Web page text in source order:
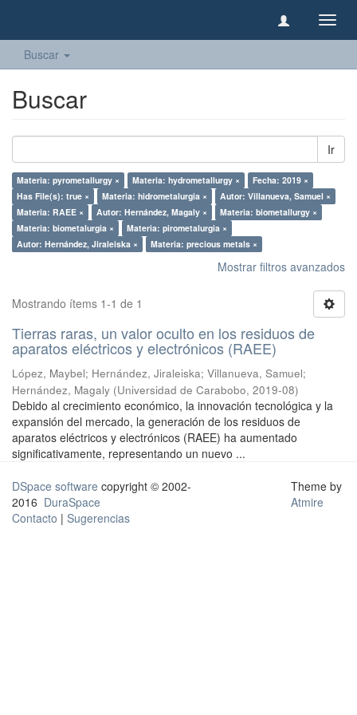
Buscar
Buscar
Ir
Materia: pyrometallurgy × Materia: hydrometallurgy ×
Fecha: 2019 ×
Has File(s): true ×
Materia: hidrometalurgia ×
Autor: Villanueva, Samuel ×
Materia: RAEE ×
Autor: Hernández, Magaly ×
Materia: biometallurgy ×
Materia: biometalurgia ×
Materia: pirometalurgia ×
Autor: Hernández, Jiraleiska ×
Materia: precious metals ×
Mostrar filtros avanzados
Mostrando ítems 1-1 de 1
Tierras raras, un valor oculto en los residuos de
aparatos eléctricos y electrónicos (RAEE)
López, Maybel; Hernández, Jiraleiska; Villanueva, Samuel;
Hernández, Magaly (Universidad de Carabobo, 2019-08)
Debido al crecimiento económico, la innovación tecnológica y la
expansión del mercado, la generación de los residuos de
aparatos eléctricos y electrónicos (RAEE) ha aumentado
significativamente, representando un nuevo ...
DSpace software copyright © 2002-
2016 DuraSpace
Contacto | Sugerencias
Theme by
Atmire